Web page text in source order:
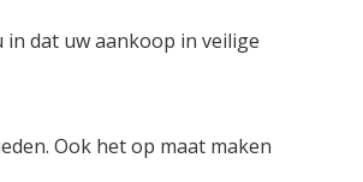
dat uw aankoop in veilige
Ook het op maat maken